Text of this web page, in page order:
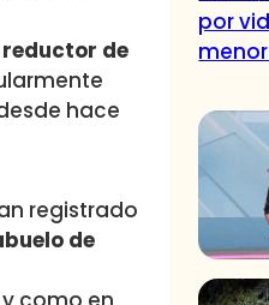
de
hace
registrado
de
por